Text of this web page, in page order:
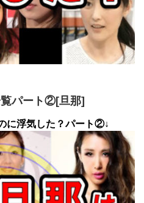
覧パート②[旦那]
に浮気した？パート②↓